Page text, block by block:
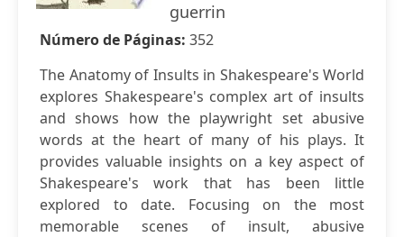
guerrin
Número de Páginas: 352
The Anatomy of Insults in Shakespeare's World
explores Shakespeare's complex art of insults
and shows how the playwright set abusive
words at the heart of many of his plays. It
provides valuable insights on a key aspect of
Shakespeare's work that has been little
explored to date. Focusing on the most
memorable scenes of insult, abusive